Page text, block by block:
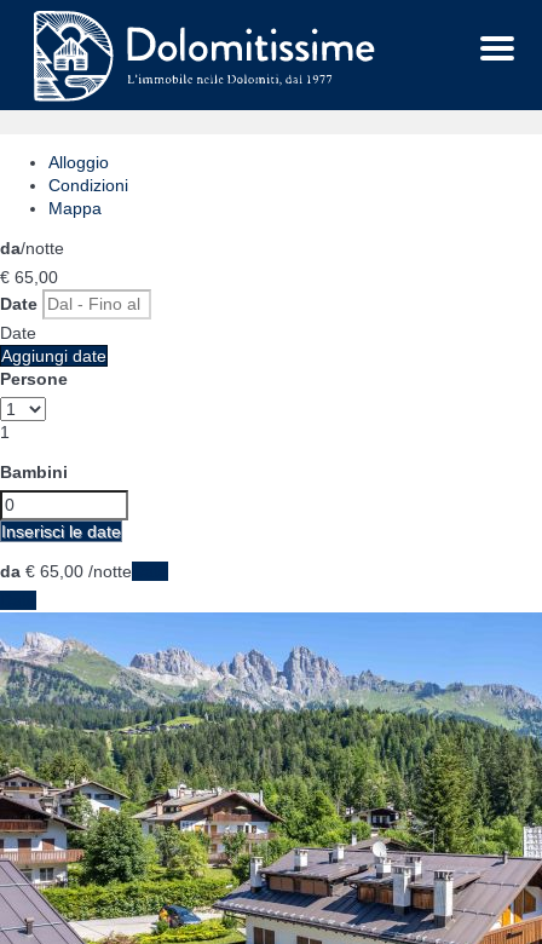
Menu
Alloggio
Condizioni
Mappa
da/notte
€ 65, 00
Date
Date
Aggiungi date
Persone
1
Bambini
Inserisci le date
da € 65, 00 /notte